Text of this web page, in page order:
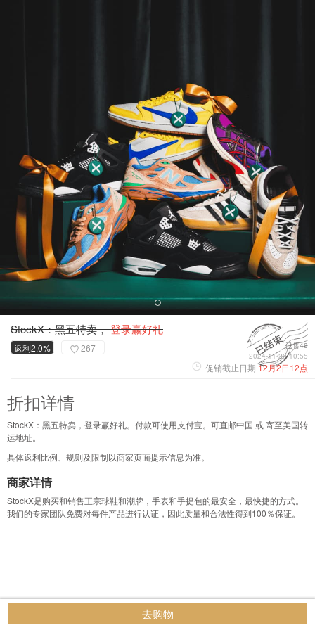
StockX：黑五特卖，登录赢好礼
返利2.0% 267
已售48
2024-11-29 10:55
促销截止日期12月2日12点
折扣详情
StockX：黑五特卖，登录赢好礼。付款可使用支付宝。可直邮中国 或 寄至美国转
运地址。
具体返利比例、规则及限制以商家页面提示信息为准。
商家详情
StockX是购买和销售正宗球鞋和潮牌，手表和手提包的最安全，最快捷的方式。
我们的专家团队免费对每件产品进行认证，因此质量和合法性得到100％保证。
去购物